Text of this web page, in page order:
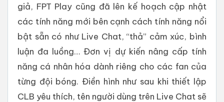
giả, FPT Play cũng đã lên kế hoạch cập nhật
các tính năng mới bên cạnh cách tính năng nổi
bật sẵn có như Live Chat, “thả” cảm xúc, bình
luận đa luồng… Đơn vị dự kiến nâng cấp tính
năng cá nhân hóa dành riêng cho các fan của
từng đội bóng. Điền hình như sau khi thiết lập
CLB yêu thích, tên người dùng trên Live Chat sẽ